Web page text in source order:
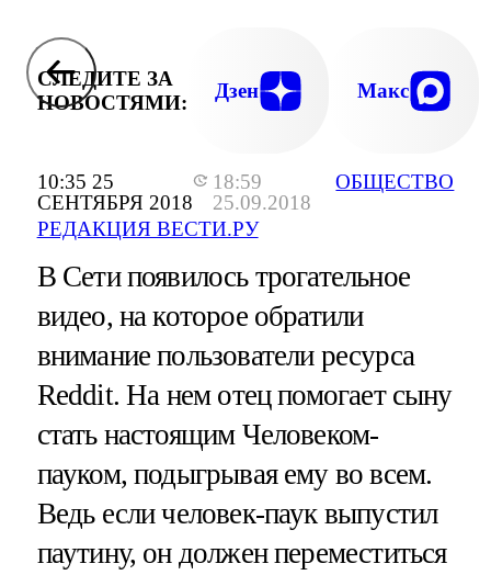
10:35 25
СЕНТЯБРЯ 2018
18:59
25.09.2018
РЕДАКЦИЯ ВЕСТИ.РУ
ОБЩЕСТВО
СЛЕДИТЕ ЗА
НОВОСТЯМИ:
Дзен Макс
В Сети появилось трогательное
видео, на которое обратили
внимание пользователи ресурса
Reddit. На нем отец помогает сыну
стать настоящим Человеком-
пауком, подыгрывая ему во всем.
Ведь если человек-паук выпустил
паутину, он должен переместиться